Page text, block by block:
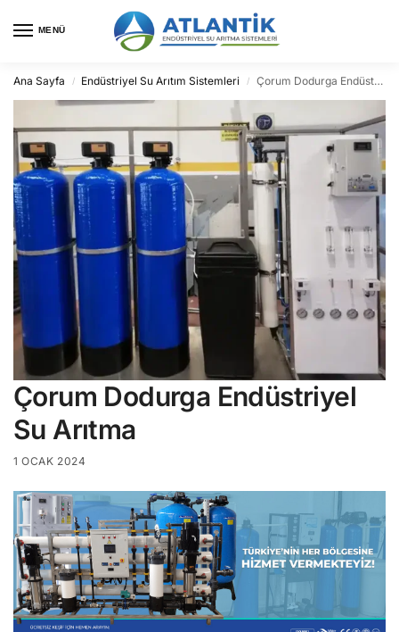
MENÜ
Ana Sayfa / Endüstriyel Su Arıtım Sistemleri / Çorum Dodurga Endüstriyel Su Arıtma
Çorum Dodurga Endüstriyel
Su Arıtma
1 OCAK 2024